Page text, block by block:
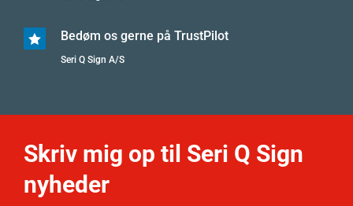
 Bedøm os gerne på TrustPilot
Seri Q Sign A/S
Skriv mig op til Seri Q Sign
nyheder